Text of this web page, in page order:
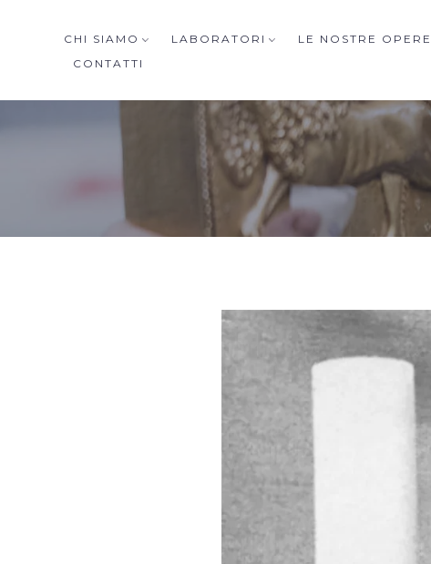
CHI SIAMO LABORATORI
LE NOSTRE OPERE
CONTATTI